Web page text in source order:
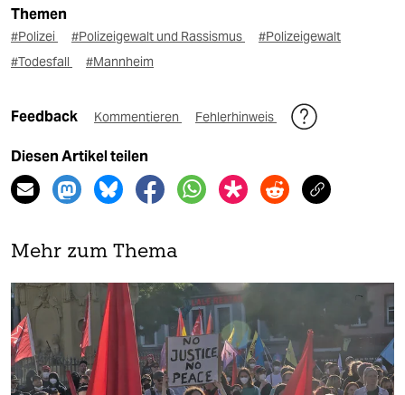
Themen
#Polizei #Polizeigewalt und Rassismus
#Polizeigewalt
#Todesfall
#Mannheim
Feedback Kommentieren Fehlerhinweis
Diesen Artikel teilen
Mehr zum Thema